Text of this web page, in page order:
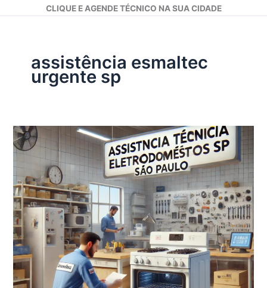
CLIQUE E AGENDE TÉCNICO NA SUA CIDADE
assistência esmaltec
urgente sp